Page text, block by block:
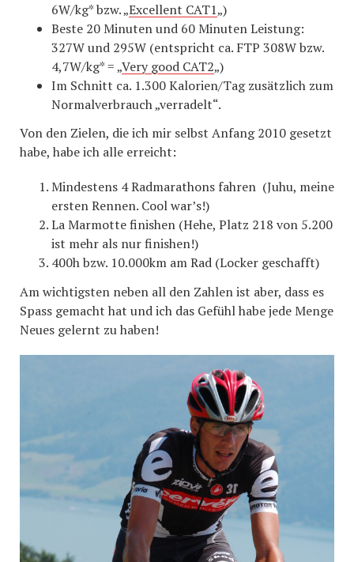
6W/kg* bzw. „Excellent CAT1„)
Beste 20 Minuten und 60 Minuten Leistung:
327W und 295W (entspricht ca. FTP 308W bzw.
4,7W/kg* = „Very good CAT2„)
Im Schnitt ca. 1.300 Kalorien/Tag zusätzlich zum
Normalverbrauch „verradelt“.
Von den Zielen, die ich mir selbst Anfang 2010 gesetzt
habe, habe ich alle erreicht:
Mindestens 4 Radmarathons fahren (Juhu, meine
ersten Rennen. Cool war’s!)
La Marmotte finishen (Hehe, Platz 218 von 5.200
ist mehr als nur finishen!)
400h bzw. 10.000km am Rad (Locker geschafft)
Am wichtigsten neben all den Zahlen ist aber, dass es
Spass gemacht hat und ich das Gefühl habe jede Menge
Neues gelernt zu haben!